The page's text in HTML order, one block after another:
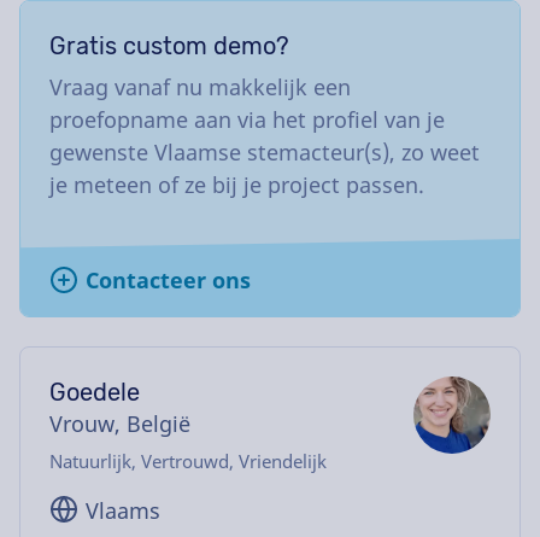
Gratis custom demo?
Vraag vanaf nu makkelijk een
proefopname aan via het profiel van je
gewenste Vlaamse stemacteur(s), zo weet
je meteen of ze bij je project passen.
Contacteer ons
Goedele
Vrouw, België
Natuurlijk, Vertrouwd, Vriendelijk
Vlaams